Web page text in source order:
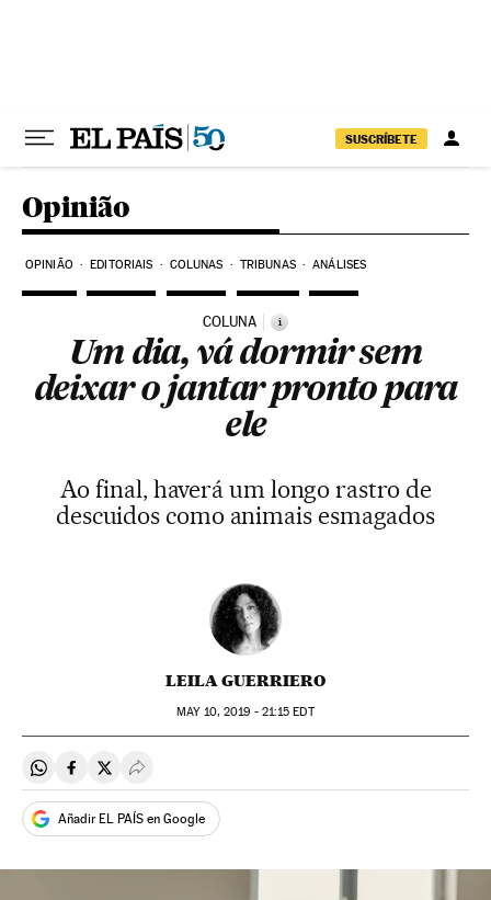
SUSCRÍBETE
Opinião
OPINIÃO EDITORIAIS COLUNAS TRIBUNAS ANÁLISES
COLUNA i
Um dia, vá dormir sem
deixar o jantar pronto para
ele
Ao final, haverá um longo rastro de
descuidos como animais esmagados
LEILA GUERRIERO
MAY10, 2019 - 21:15 EDT
Compartir en Whatsapp
Compartir en Facebook
Compartir en Twitter
Desplegar Redes Sociales
Añadir EL PAÍS en Google